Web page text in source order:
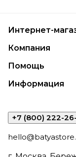
Интернет-
Компания
Помощь
Информация
+7 (800) 222-